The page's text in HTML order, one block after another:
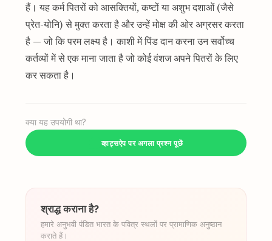
हैं। यह कर्म पितरों को आसक्तियों, कष्टों या अशुभ दशाओं (जैसे
प्रेत-योनि) से मुक्त करता है और उन्हें मोक्ष की ओर अग्रसर करता
है — जो कि परम लक्ष्य है। काशी में पिंड दान करना उन सर्वोच्च
कर्तव्यों में से एक माना जाता है जो कोई वंशज अपने पितरों के लिए
कर सकता है।
क्या यह उपयोगी था?
व्हाट्सऐप पर अगला प्रश्न पूछें
श्राद्ध कराना है?
हमारे अनुभवी पंडित भारत के पवित्र स्थलों पर प्रामाणिक अनुष्ठान
कराते हैं।